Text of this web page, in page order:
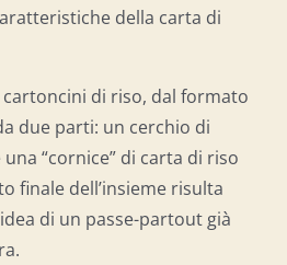
della carta di
di riso, dal formato
due parti: un cerchio di
“cornice” di carta di riso
finale dell’insieme risulta
di un passe-partout già